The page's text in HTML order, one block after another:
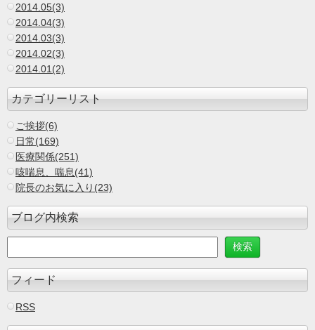
2014.05(3)
2014.04(3)
2014.03(3)
2014.02(3)
2014.01(2)
カテゴリーリスト
ご挨拶(6)
日常(169)
医療関係(251)
咳喘息、喘息(41)
院長のお気に入り(23)
ブログ内検索
フィード
RSS